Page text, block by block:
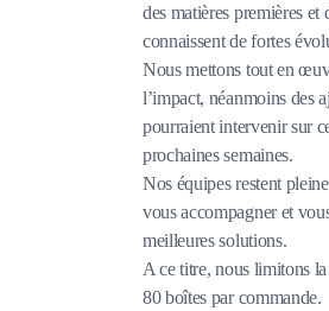
des matières premières et
connaissent de fortes
Nous mettons tout en
l’impact, néanmoins des
pourraient intervenir sur
prochaines semaines.
Nos équipes restent
vous accompagner et
meilleures solutions.
A ce titre, nous limitons
80 boîtes par commande.